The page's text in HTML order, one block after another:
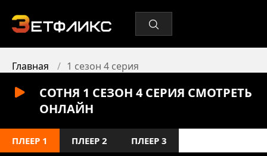
Главная 1 сезон 4 серия
СОТНЯ 1 СЕЗОН 4 СЕРИЯ СМОТРЕТЬ
ОНЛАЙН
ПЛЕЕР 1 ПЛЕЕР 2 ПЛЕЕР 3